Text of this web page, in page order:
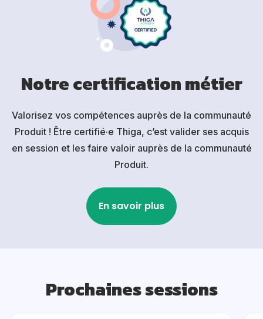
Notre certification métier
Valorisez vos compétences auprès de la communauté
Produit ! Être certifié·e Thiga, c’est valider ses acquis
en session et les faire valoir auprès de la communauté
Produit.
En savoir plus
Prochaines sessions